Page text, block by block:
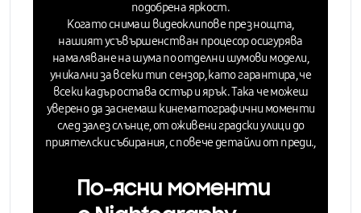
подобрена яркост.
Когато снимаш видеоклипове през нощта,
нашият усъвършенстван процесор осигурява
намаляване на шума по отделни шумови модели,
уникални за всеки тип сензор, като гарантира, че
всеки кадър остава остър и ярък. Така че можеш
уверено да заснемаш кинематографични моменти
след залез слънце, от оживени градски улици до
приятелски събирания, с повече детайли от преди.,
По-ясни моменти